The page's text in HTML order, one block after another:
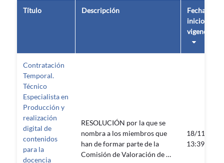
Título Descripción
Fecha de
inicio de
vigencia
Contratación
Temporal.
Técnico
Especialista en
Producción y
realización
digital de
contenidos
para la
docencia
RESOLUCIÓN por la que se
nombra a los miembros que
han de formar parte de la
Comisión de Valoración de …
18/11/2019
13:39:41